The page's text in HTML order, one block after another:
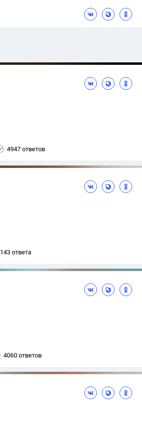
4947 ответов
143 ответа
4060 ответов